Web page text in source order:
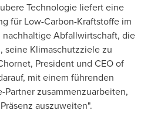
Technologie liefert eine
für Low-Carbon-Kraftstoffe im
Abfallwirtschaft, die
seine Klimaschutzziele zu
President und CEO of
mit einem führenden
zusammenzuarbeiten,
auszuweiten".